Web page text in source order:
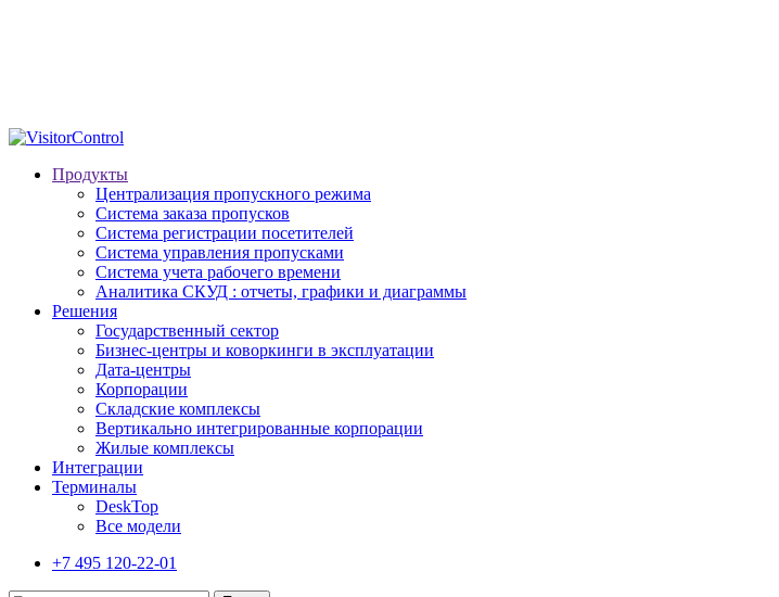
Продукты
Централизация пропускного режима
Система заказа пропусков
Система регистрации посетителей
Система управления пропусками
Система учета рабочего времени
Аналитика СКУД : отчеты, графики и диаграммы
Решения
Государственный сектор
Бизнес-центры и коворкинги в эксплуатации
Дата-центры
Корпорации
Складские комплексы
Вертикально интегрированные корпорации
Жилые комплексы
Интеграции
Терминалы
DeskTop
Все модели
+7 495 120-22-01